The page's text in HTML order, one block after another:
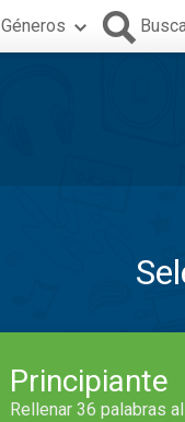
Géneros
Principiante
Rellenar 36 palabras